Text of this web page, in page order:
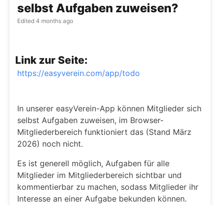
selbst Aufgaben zuweisen?
Edited 4 months ago
Link zur Seite:
https://easyverein.com/app/todo
In unserer easyVerein-App können Mitglieder sich
selbst Aufgaben zuweisen, im Browser-
Mitgliederbereich funktioniert das (Stand März
2026) noch nicht.
Es ist generell möglich, Aufgaben für alle
Mitglieder im Mitgliederbereich sichtbar und
kommentierbar zu machen, sodass Mitglieder ihr
Interesse an einer Aufgabe bekunden können.